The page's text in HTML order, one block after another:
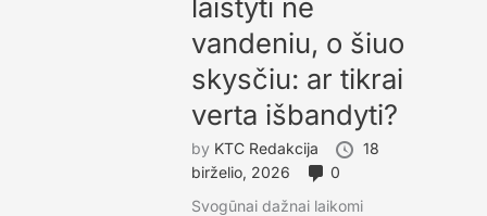
vandeniu, o šiuo
skysčiu: ar tikrai
verta išbandyti?
by KTC Redakcija
18
birželio, 2026
0
Svogūnai dažnai laikomi